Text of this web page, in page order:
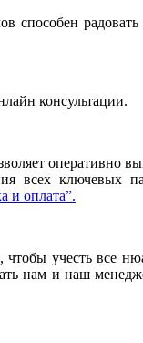
способен
консультации.
оперативно
всех ключевых
и оплата”.
чтобы учесть все
нам и наш